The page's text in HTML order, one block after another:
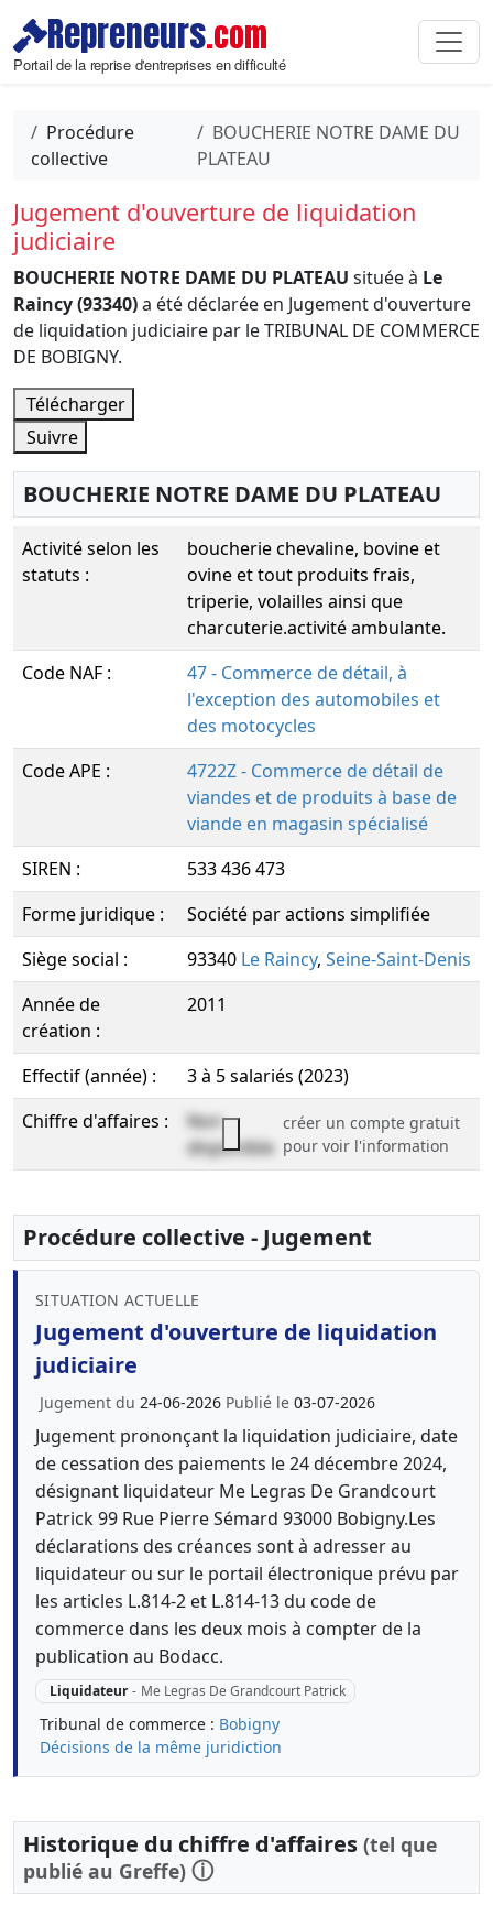
Repreneurs.com
Portail de la reprise d'entreprises en difficulté
Procédure
collective
BOUCHERIE NOTRE DAME DU
PLATEAU
Jugement d'ouverture de liquidation
judiciaire
BOUCHERIE NOTRE DAME DU PLATEAU située à Le
Raincy (93340)a été déclarée en Jugement d'ouverture
de liquidation judiciaire par le TRIBUNAL DE COMMERCE
DE BOBIGNY.
Télécharger
Suivre
BOUCHERIE NOTRE DAME DU PLATEAU
Activité selon les
statuts :
boucherie chevaline, bovine et
ovine et tout produits frais,
triperie, volailles ainsi que
charcuterie.activité ambulante.
Code NAF :
47 - Commerce de détail, à
l'exception des automobiles et
des motocycles
Code APE :
4722Z - Commerce de détail de
viandes et de produits à base de
viande en magasin spécialisé
SIREN :
533 436 473
Forme juridique :
Société par actions simplifiée
Siège social :
93340 Le Raincy, Seine-Saint-Denis
Année de
création :
2011
Effectif (année) :
3 à 5 salariés (2023)
Chiffre d'affaires :
Non
disponible
créer un compte gratuit
pour voir l'information
Procédure collective - Jugement
SITUATION ACTUELLE
Jugement d'ouverture de liquidation
judiciaire
Jugement du 24-06-2026 Publié le 03-07-2026
Jugement prononçant la liquidation judiciaire, date
de cessation des paiements le 24 décembre 2024,
désignant liquidateur Me Legras De Grandcourt
Patrick 99 Rue Pierre Sémard 93000 Bobigny.Les
déclarations des créances sont à adresser au
liquidateur ou sur le portail électronique prévu par
les articles L.814-2 et L.814-13 du code de
commerce dans les deux mois à compter de la
publication au Bodacc.
Liquidateur - Me Legras De Grandcourt Patrick
Tribunal de commerce : Bobigny
Décisions de la même juridiction
Historique du chiffre d'affaires (tel que
publié au Greffe) ⓘ